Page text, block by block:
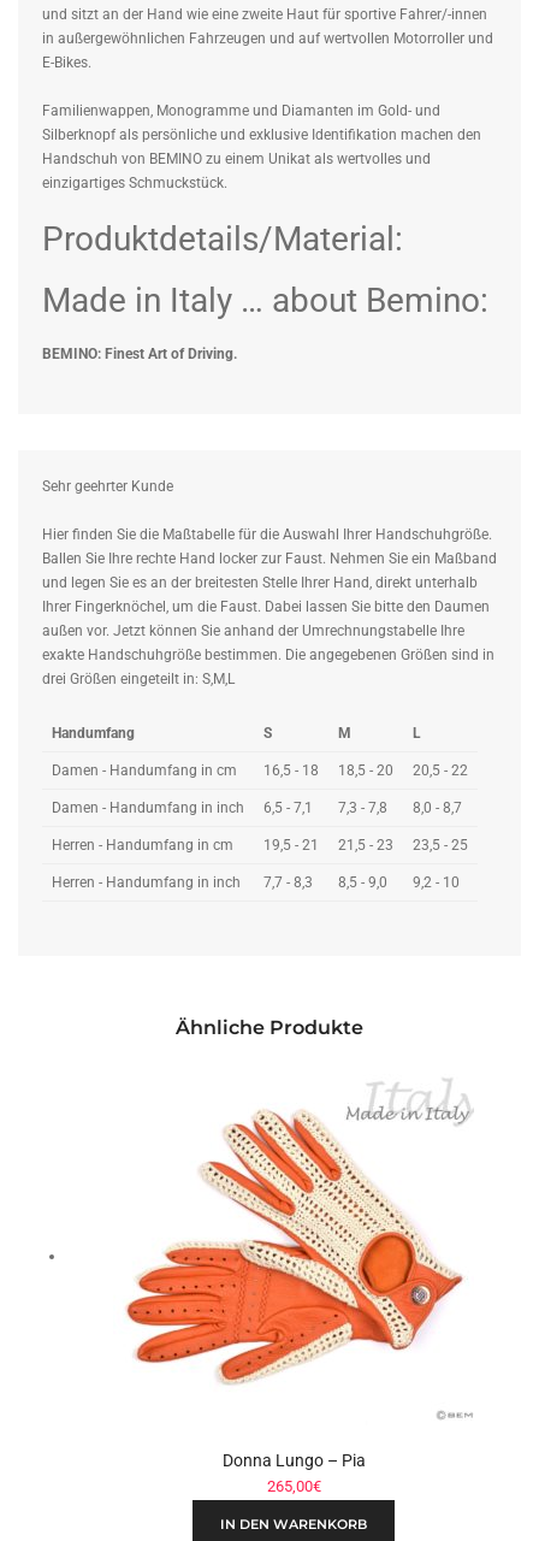
und sitzt an der Hand wie eine zweite Haut für sportive Fahrer/-innen
in außergewöhnlichen Fahrzeugen und auf wertvollen Motorroller und
E-Bikes.
Familienwappen, Monogramme und Diamanten im Gold- und
Silberknopf als persönliche und exklusive Identifikation machen den
Handschuh von BEMINO zu einem Unikat als wertvolles und
einzigartiges Schmuckstück.
Produktdetails/Material:
Made in Italy … about Bemino:
BEMINO: Finest Art of Driving.
Sehr geehrter Kunde
Hier finden Sie die Maßtabelle für die Auswahl Ihrer Handschuhgröße.
Ballen Sie Ihre rechte Hand locker zur Faust. Nehmen Sie ein Maßband
und legen Sie es an der breitesten Stelle Ihrer Hand, direkt unterhalb
Ihrer Fingerknöchel, um die Faust. Dabei lassen Sie bitte den Daumen
außen vor. Jetzt können Sie anhand der Umrechnungstabelle Ihre
exakte Handschuhgröße bestimmen. Die angegebenen Größen sind in
drei Größen eingeteilt in: S,M,L
Handumfang S M L
Damen - Handumfang in cm 16,5 - 18 18,5 - 20 20,5 - 22
Damen - Handumfang in inch 6,5 - 7,1 7,3 - 7,8 8,0 - 8,7
Herren - Handumfang in cm 19,5 - 21 21,5 - 23 23,5 - 25
Herren - Handumfang in inch 7,7 - 8,3 8,5 - 9,0 9,2 - 10
Ähnliche Produkte
Donna Lungo – Pia
265,00€
IN DEN WARENKORB